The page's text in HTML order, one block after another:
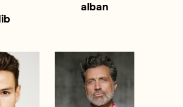
alban